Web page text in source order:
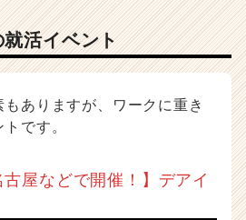
活イベント
ありますが、ワークに重き
です。
古屋などで開催！】デアイ